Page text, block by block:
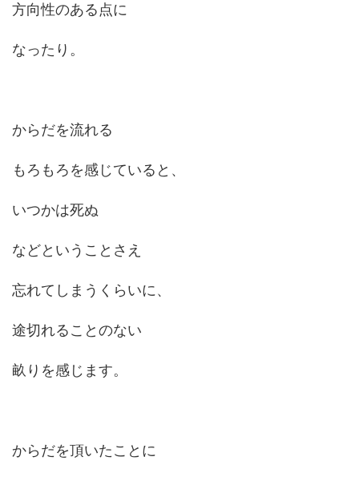
方向性のある点に
なったり。
からだを流れる
もろもろを感じていると、
いつかは死ぬ
などということさえ
忘れてしまうくらいに、
途切れることのない
畝りを感じます。
からだを頂いたことに